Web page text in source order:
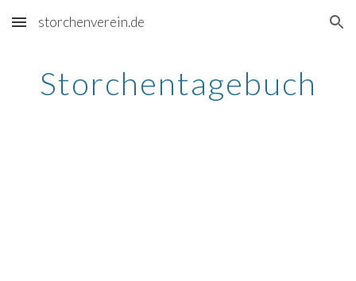
Skip to main content Skip to navigation
storchenverein.de
Storchentagebuch